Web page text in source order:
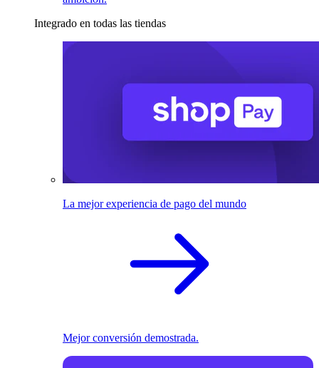
Integrado en todas las tiendas
La mejor experiencia de pago del mundo
Mejor conversión demostrada.